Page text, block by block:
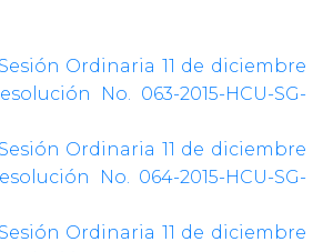
Ordinaria 11 de diciembre
No. 063-2015-HCU-SG-
Ordinaria 11 de diciembre
No. 064-2015-HCU-SG-
Ordinaria 11 de diciembre